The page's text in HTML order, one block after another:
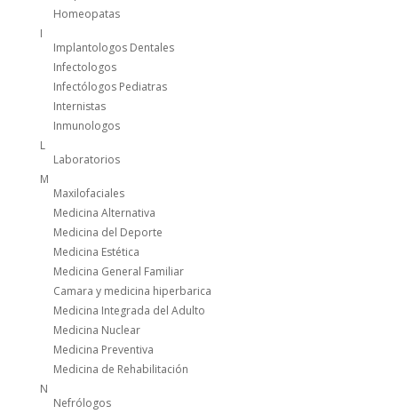
Homeopatas
I
Implantologos Dentales
Infectologos
Infectólogos Pediatras
Internistas
Inmunologos
L
Laboratorios
M
Maxilofaciales
Medicina Alternativa
Medicina del Deporte
Medicina Estética
Medicina General Familiar
Camara y medicina hiperbarica
Medicina Integrada del Adulto
Medicina Nuclear
Medicina Preventiva
Medicina de Rehabilitación
N
Nefrólogos